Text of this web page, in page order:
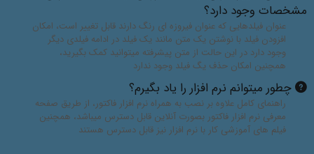
مشخصات وجود دارد؟
عنوان فیلدهایی که عنوان فیروزه ای رنگ دارند قابل تغییر است، امکان
افزودن فیلد با نوشتن یک متن مانند یک فیلد در ادامه فیلدی دیگر
وجود دارد در این حالت از متن پیشرفته میتوانید کمک بگیرید،
همچنین امکان حذف یگ فیلد وجود ندارد
چطور میتوانم نرم افزار را یاد بگیرم؟
راهنمای کامل علاوه بر نصب به همراه نرم افزار فاکتور، از طریق صفحه
معرفی نرم افزار فاکتور بصورت آنلاین قابل دسترس میباشد، همچنین
فیلم های آموزشی کار با نرم افزار نیز قابل دسترس هستند